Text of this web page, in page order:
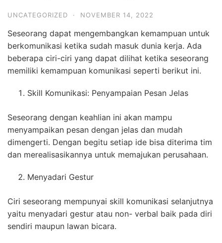
UNCATEGORIZED · NOVEMBER 14, 2022
Seseorang dapat mengembangkan kemampuan untuk
berkomunikasi ketika sudah masuk dunia kerja. Ada
beberapa ciri-ciri yang dapat dilihat ketika seseorang
memiliki kemampuan komunikasi seperti berikut ini.
Skill Komunikasi: Penyampaian Pesan Jelas
Seseorang dengan keahlian ini akan mampu
menyampaikan pesan dengan jelas dan mudah
dimengerti. Dengan begitu setiap ide bisa diterima tim
dan merealisasikannya untuk memajukan perusahaan.
Menyadari Gestur
Ciri seseorang mempunyai skill komunikasi selanjutnya
yaitu menyadari gestur atau non- verbal baik pada diri
sendiri maupun lawan bicara.